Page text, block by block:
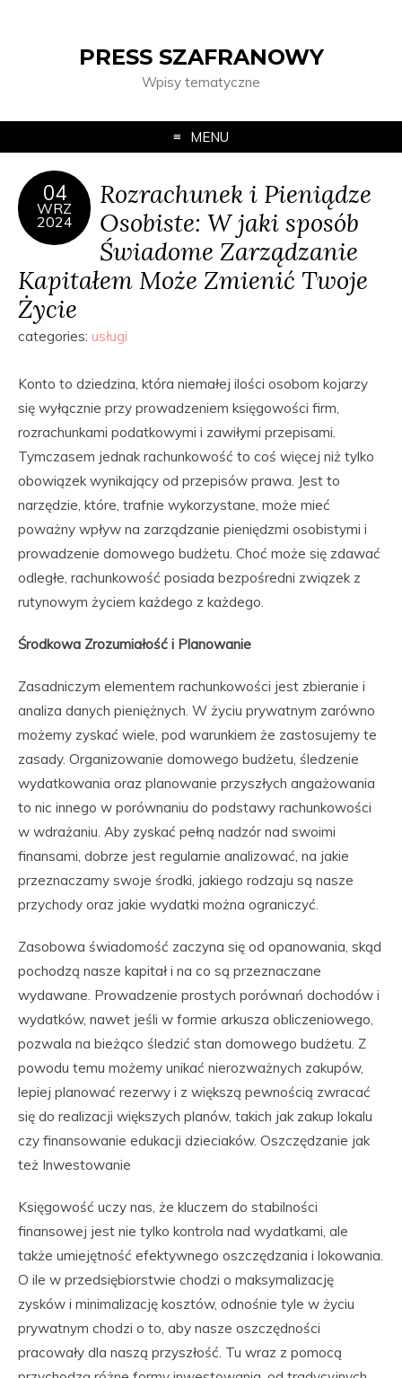
PRESS SZAFRANOWY
Wpisy tematyczne
MENU
04
WRZ
2024
Rozrachunek i Pieniądze
Osobiste: W jaki sposób
Świadome Zarządzanie
Kapitałem Może Zmienić Twoje
Życie
categories: usługi
Konto to dziedzina, która niemałej ilości osobom kojarzy
się wyłącznie przy prowadzeniem księgowości firm,
rozrachunkami podatkowymi i zawiłymi przepisami.
Tymczasem jednak rachunkowość to coś więcej niż tylko
obowiązek wynikający od przepisów prawa. Jest to
narzędzie, które, trafnie wykorzystane, może mieć
poważny wpływ na zarządzanie pieniędzmi osobistymi i
prowadzenie domowego budżetu. Choć może się zdawać
odległe, rachunkowość posiada bezpośredni związek z
rutynowym życiem każdego z każdego.
Środkowa Zrozumiałość i Planowanie
Zasadniczym elementem rachunkowości jest zbieranie i
analiza danych pieniężnych. W życiu prywatnym zarówno
możemy zyskać wiele, pod warunkiem że zastosujemy te
zasady. Organizowanie domowego budżetu, śledzenie
wydatkowania oraz planowanie przyszłych angażowania
to nic innego w porównaniu do podstawy rachunkowości
w wdrażaniu. Aby zyskać pełną nadzór nad swoimi
finansami, dobrze jest regularnie analizować, na jakie
przeznaczamy swoje środki, jakiego rodzaju są nasze
przychody oraz jakie wydatki można ograniczyć.
Zasobowa świadomość zaczyna się od opanowania, skąd
pochodzą nasze kapitał i na co są przeznaczane
wydawane. Prowadzenie prostych porównań dochodów i
wydatków, nawet jeśli w formie arkusza obliczeniowego,
pozwala na bieżąco śledzić stan domowego budżetu. Z
powodu temu możemy unikać nierozważnych zakupów,
lepiej planować rezerwy i z większą pewnością zwracać
się do realizacji większych planów, takich jak zakup lokalu
czy finansowanie edukacji dzieciaków. Oszczędzanie jak
też Inwestowanie
Księgowość uczy nas, że kluczem do stabilności
finansowej jest nie tylko kontrola nad wydatkami, ale
także umiejętność efektywnego oszczędzania i lokowania.
O ile w przedsiębiorstwie chodzi o maksymalizację
zysków i minimalizację kosztów, odnośnie tyle w życiu
prywatnym chodzi o to, aby nasze oszczędności
pracowały dla naszą przyszłość. Tu wraz z pomocą